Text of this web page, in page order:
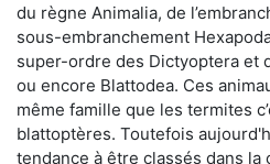
du règne Animalia, de
sous-embranchement
super-ordre des Dictyoptera et
ou encore Blattodea. Ces
même famille que les termites
blattoptères. Toutefois
tendance à être classés dans la